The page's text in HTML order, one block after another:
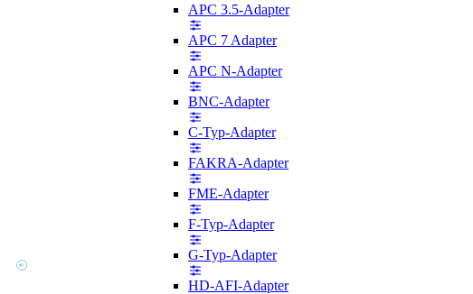
APC 3.5-Adapter
APC 7 Adapter
APC N-Adapter
BNC-Adapter
C-Typ-Adapter
FAKRA-Adapter
FME-Adapter
F-Typ-Adapter
G-Typ-Adapter
HD-AFI-Adapter